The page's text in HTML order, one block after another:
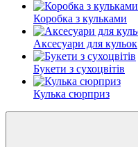
Коробка з кульками
Аксесуари для кульок
Букети з сухоцвітів
Кулька сюрприз